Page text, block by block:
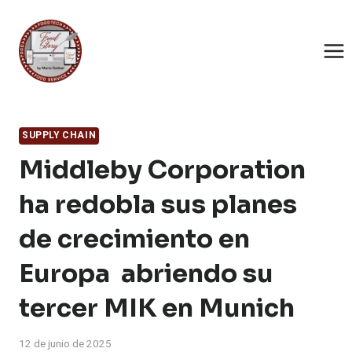
contenido
SUPPLY CHAIN
Middleby Corporation
ha redobla sus planes
de crecimiento en
Europa abriendo su
tercer MIK en Munich
12 de junio de 2025